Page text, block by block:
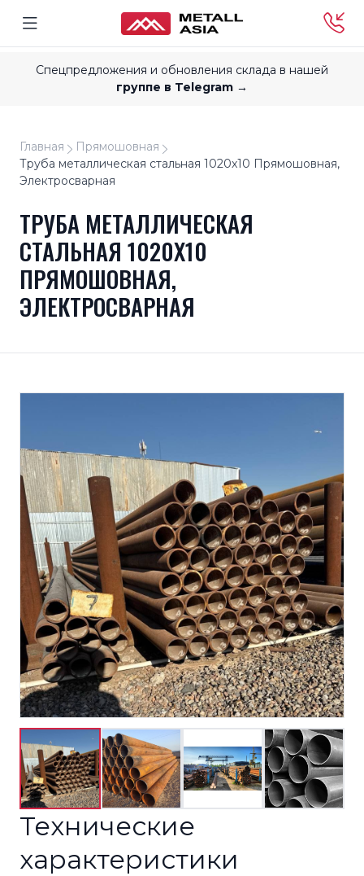
Спецпредложения и обновления склада в нашей
группе в Telegram →
Главная
Прямошовная
Труба металлическая стальная 1020x10 Прямошовная,
Электросварная
ТРУБА МЕТАЛЛИЧЕСКАЯ
СТАЛЬНАЯ 1020X10
ПРЯМОШОВНАЯ,
ЭЛЕКТРОСВАРНАЯ
Технические
характеристики